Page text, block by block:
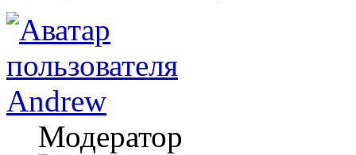
Andrew
Модератор